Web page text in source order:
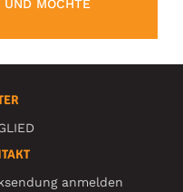
UND MÖCHTE
anmelden